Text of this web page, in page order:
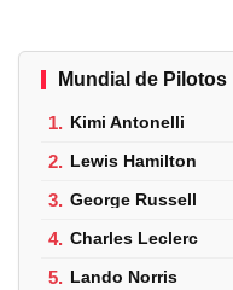
Mundial de Pilotos
1. Kimi Antonelli
2. Lewis Hamilton
3. George Russell
4. Charles Leclerc
5. Lando Norris